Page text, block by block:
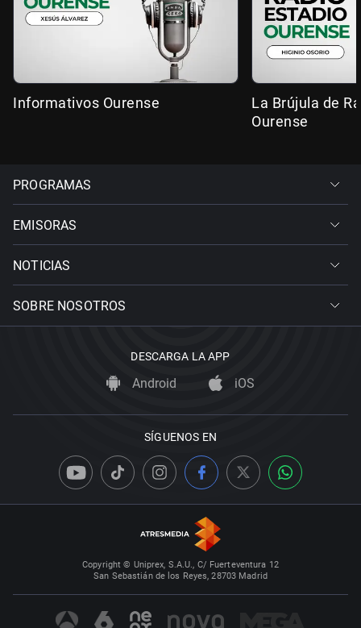
Informativos Ourense
La Brújula de
Ourense
PROGRAMAS
EMISORAS
NOTICIAS
SOBRE NOSOTROS
DESCARGA LA APP
Android iOS
SÍGUENOS EN
Copyright © Uniprex, S.A.U., C/ Fuerteventura 12
San Sebastián de los Reyes, 28703 Madrid